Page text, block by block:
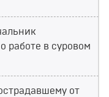
работе в суровом
от